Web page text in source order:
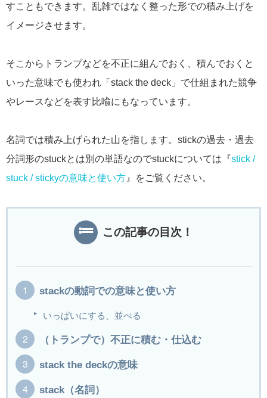
すこともできます。乱雑ではなく整った形での積み上げを
イメージさせます。
そこからトランプなどを不正に組んでおく、積んでおくと
いった意味でも使われ「stack the deck」で仕組まれた競争
やレースなどを表す比喩にもなっています。
名詞では積み上げられた山を指します。stickの過去・過去
分詞形のstuckとは別の単語なのでstuckについては『stick /
stuck / stickyの意味と使い方 』をご覧ください。
この記事の目次！
stackの動詞での意味と使い方
いっぱいにする、並べる
（トランプで）不正に積む・仕込む
stack the deckの意味
stack（名詞）